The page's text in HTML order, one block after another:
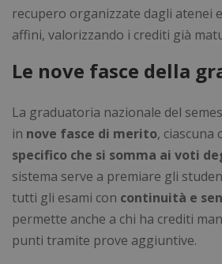
recupero organizzate dagli atenei
affini, valorizzando i crediti già
Le nove fasce della
La graduatoria nazionale del
in nove fasce di merito, ciascuna
specifico che si somma ai voti
sistema serve a premiare gli
tutti gli esami con continuità e
permette anche a chi ha crediti
punti tramite prove aggiuntive.